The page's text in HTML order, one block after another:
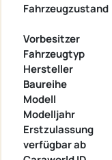
Fahrzeugzustand
Vorbesitzer
Fahrzeugtyp
Hersteller
Baureihe
Modell
Modelljahr
Erstzulassung
verfügbar ab